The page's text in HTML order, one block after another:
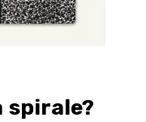
spirale?